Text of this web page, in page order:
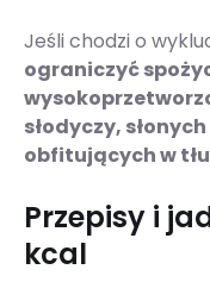
Jeśli chodzi o
ograniczyć
słodyczy,
obfitujących w
Przepisy i
kcal